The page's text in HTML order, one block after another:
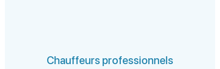
Chauffeurs professionnels